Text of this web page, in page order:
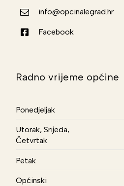
info@opcinalegrad.hr
Facebook
Radno vrijeme općine
Ponedjeljak
Utorak, Srijeda,
Četvrtak
Petak
Općinski